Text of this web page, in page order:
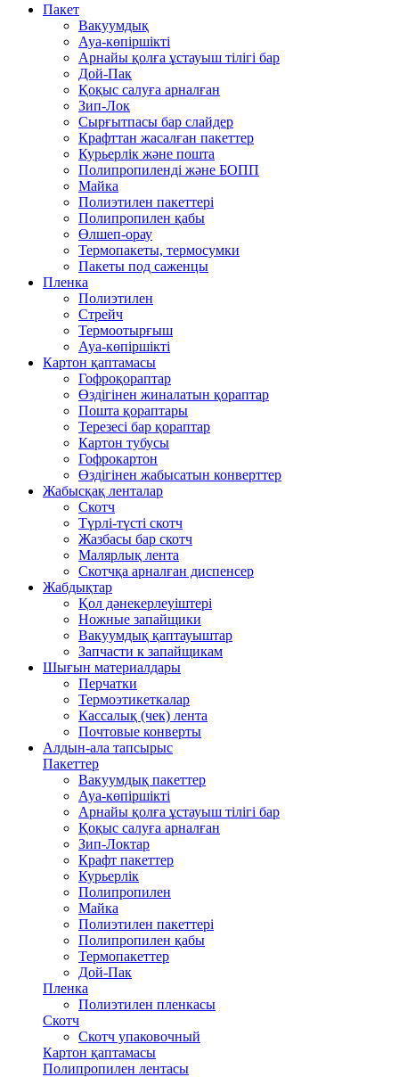
Пакет
Вакуумдық
Ауа-көпіршікті
Арнайы қолға ұстауыш тілігі бар
Дой-Пак
Қоқыс салуға арналған
Зип-Лок
Сырғытпасы бар слайдер
Крафттан жасалған пакеттер
Курьерлік және пошта
Полипропиленді және БОПП
Майка
Полиэтилен пакеттері
Полипропилен қабы
Өлшеп-орау
Термопакеты, термосумки
Пакеты под саженцы
Пленка
Полиэтилен
Стрейч
Термоотырғыш
Ауа-көпіршікті
Картон қаптамасы
Гофроқораптар
Өздігінен жиналатын қораптар
Пошта қораптары
Терезесі бар қораптар
Картон тубусы
Гофрокартон
Өздігінен жабысатын конверттер
Жабысқақ ленталар
Скотч
Түрлі-түсті скотч
Жазбасы бар скотч
Малярлық лента
Скотчқа арналған диспенсер
Жабдықтар
Қол дәнекерлеуіштері
Ножные запайщики
Вакуумдық қаптауыштар
Запчасти к запайщикам
Шығын материалдары
Перчатки
Термоэтикеткалар
Кассалық (чек) лента
Почтовые конверты
Алдын-ала тапсырыс
Пакеттер
Вакуумдық пакеттер
Ауа-көпіршікті
Арнайы қолға ұстауыш тілігі бар
Қоқыс салуға арналған
Зип-Локтар
Крафт пакеттер
Курьерлік
Полипропилен
Майка
Полиэтилен пакеттері
Полипропилен қабы
Термопакеттер
Дой-Пак
Пленка
Полиэтилен пленкасы
Скотч
Скотч упаковочный
Картон қаптамасы
Полипропилен лентасы